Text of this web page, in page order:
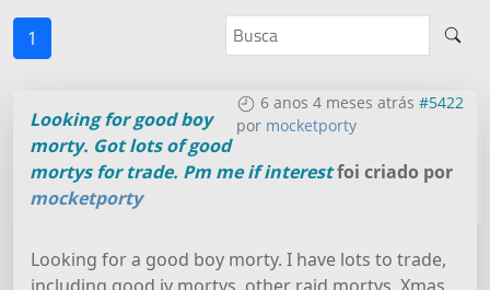
1
6 anos 4 meses atrás #5422
por mocketporty
Looking for good boy
morty. Got lots of good
mortys for trade. Pm me if interestfoi criado por
mocketporty
Looking for a good boy morty. I have lots to trade,